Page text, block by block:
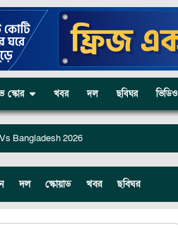
স্কোর খবর দল ছবিঘর ভিডিও
Bangladesh 2026
দল স্কোয়াড খবর ছবিঘর